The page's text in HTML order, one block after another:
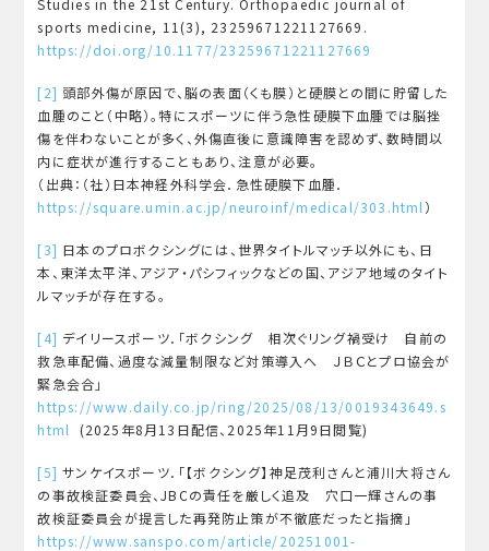
Studies in the 21st Century. Orthopaedic journal of
sports medicine, 11(3), 23259671221127669.
https://doi.org/10.1177/23259671221127669
[2] 頭部外傷が原因で、脳の表面（くも膜）と硬膜との間に貯留した
血腫のこと（中略）。特にスポーツに伴う急性硬膜下血腫では脳挫
傷を伴わないことが多く、外傷直後に意識障害を認めず、数時間以
内に症状が進行することもあり、注意が必要。
（出典：（社）日本神経外科学会．急性硬膜下血腫．
https://square.umin.ac.jp/neuroinf/medical/303.html ）
[3] 日本のプロボクシングには、世界タイトルマッチ以外にも、日
本、東洋太平洋、アジア・パシフィックなどの国、アジア地域のタイト
ルマッチが存在する。
[4] デイリースポーツ．「ボクシング 相次ぐリング禍受け 自前の
救急車配備、過度な減量制限など対策導入へ ＪＢＣとプロ協会が
緊急会合」
https://www.daily.co.jp/ring/2025/08/13/0019343649.s
html
(2025年8月13日配信、2025年11月9日閲覧)
[5] サンケイスポーツ．「【ボクシング】神足茂利さんと浦川大将さん
の事故検証委員会、JBCの責任を厳しく追及 穴口一輝さんの事
故検証委員会が提言した再発防止策が不徹底だったと指摘」
https://www.sanspo.com/article/20251001-